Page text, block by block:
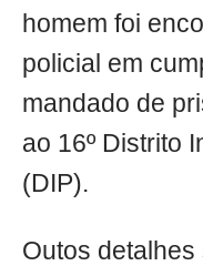
homem foi
policial em
mandado de
ao 16º Distrito
(DIP).
Outos